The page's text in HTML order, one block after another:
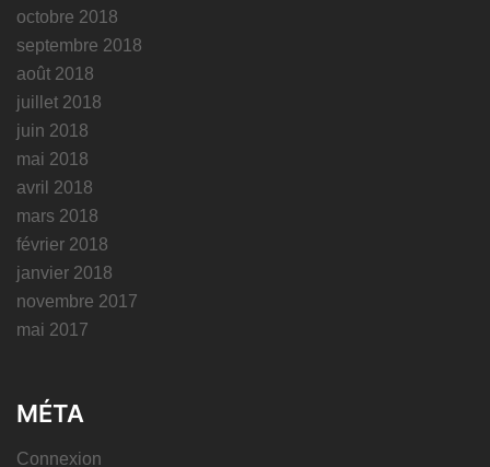
octobre 2018
septembre 2018
août 2018
juillet 2018
juin 2018
mai 2018
avril 2018
mars 2018
février 2018
janvier 2018
novembre 2017
mai 2017
MÉTA
Connexion